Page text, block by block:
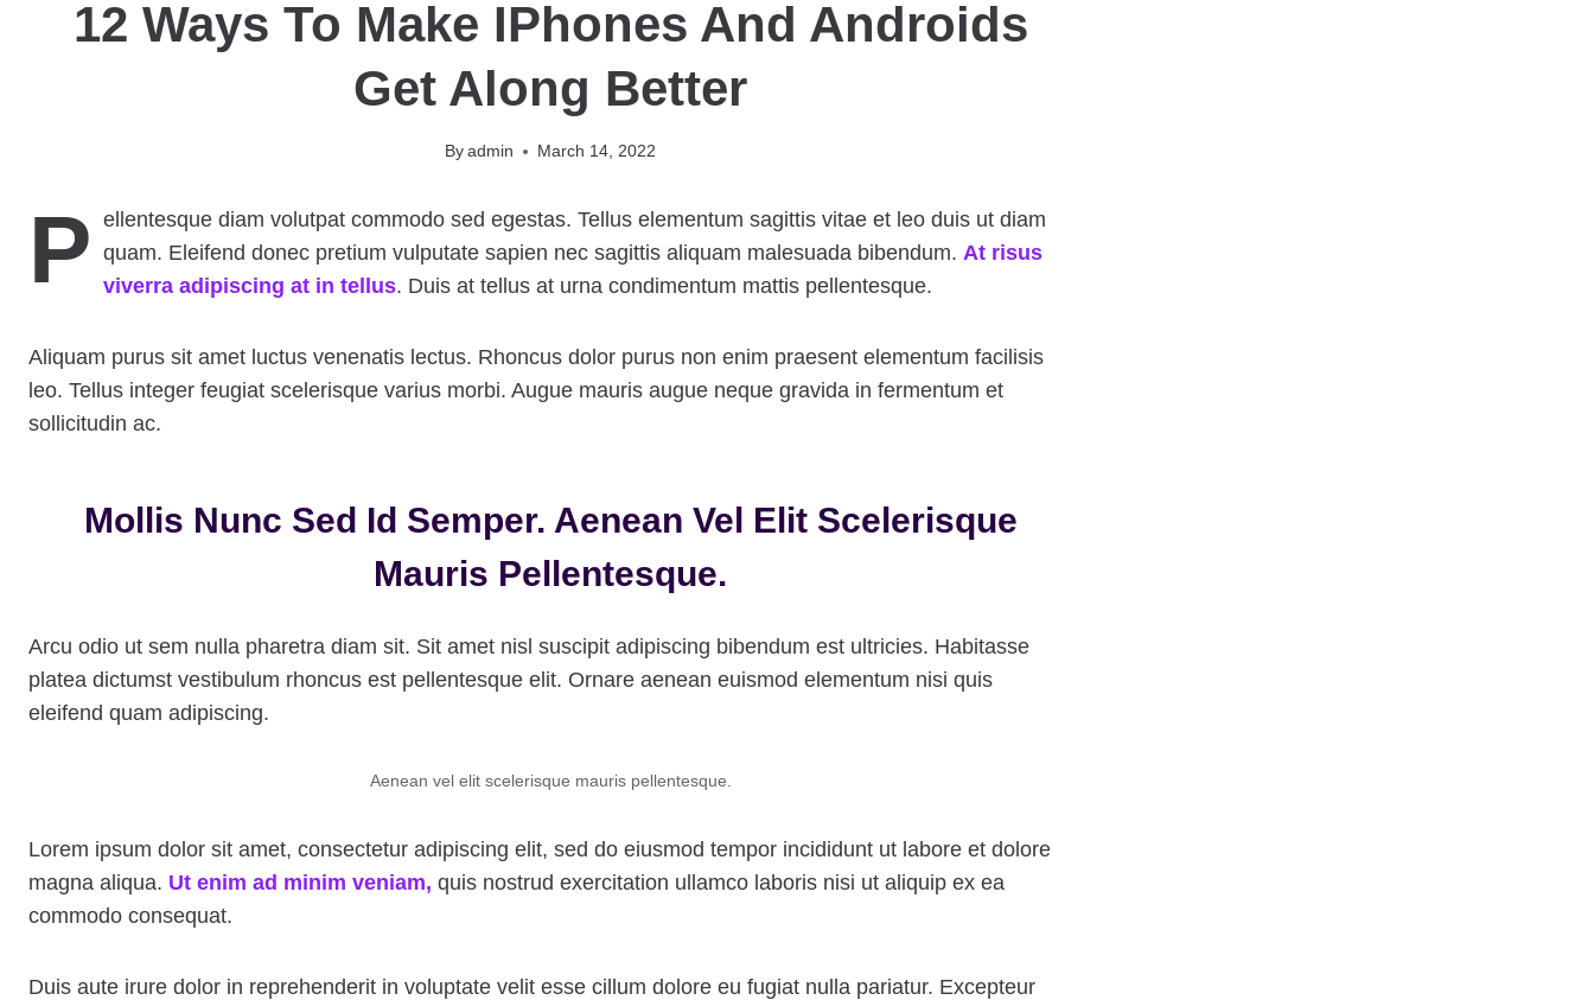
12 Ways To Make IPhones And Androids
Get Along Better
By admin March 14, 2022
P ellentesque diam volutpat commodo sed egestas. Tellus elementum sagittis vitae et leo duis ut diam
quam. Eleifend donec pretium vulputate sapien nec sagittis aliquam malesuada bibendum. At risus
viverra adipiscing at in tellus. Duis at tellus at urna condimentum mattis pellentesque.
Aliquam purus sit amet luctus venenatis lectus. Rhoncus dolor purus non enim praesent elementum facilisis
leo. Tellus integer feugiat scelerisque varius morbi. Augue mauris augue neque gravida in fermentum et
sollicitudin ac.
Mollis Nunc Sed Id Semper. Aenean Vel Elit Scelerisque
Mauris Pellentesque.
Arcu odio ut sem nulla pharetra diam sit. Sit amet nisl suscipit adipiscing bibendum est ultricies. Habitasse
platea dictumst vestibulum rhoncus est pellentesque elit. Ornare aenean euismod elementum nisi quis
eleifend quam adipiscing.
Aenean vel elit scelerisque mauris pellentesque.
Lorem ipsum dolor sit amet, consectetur adipiscing elit, sed do eiusmod tempor incididunt ut labore et dolore
magna aliqua. Ut enim ad minim veniam, quis nostrud exercitation ullamco laboris nisi ut aliquip ex ea
commodo consequat.
Duis aute irure dolor in reprehenderit in voluptate velit esse cillum dolore eu fugiat nulla pariatur. Excepteur